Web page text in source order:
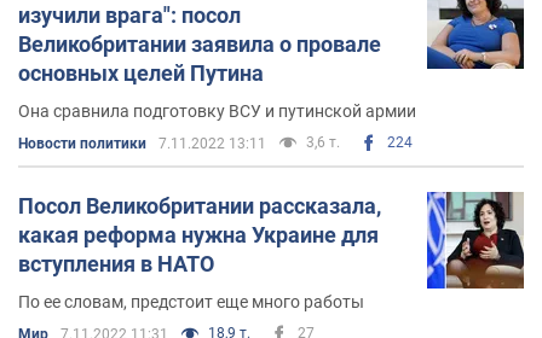
изучили врага": посол
Великобритании заявила о провале
основных целей Путина
Она сравнила подготовку ВСУ и путинской армии
Новости политики 7.11.2022 13:11 3,6 т. 224
Посол Великобритании рассказала,
какая реформа нужна Украине для
вступления в НАТО
По ее словам, предстоит еще много работы
Мир 7.11.2022 11:31 18,9 т. 27